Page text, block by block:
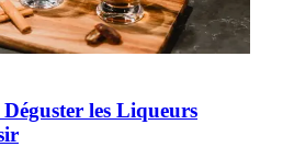
les Liqueurs